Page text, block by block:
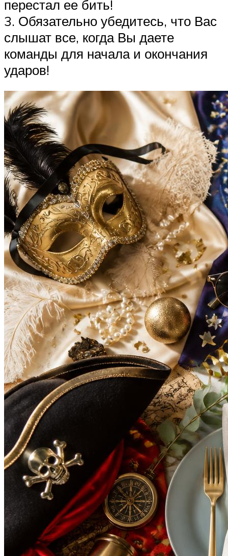
перестал ее бить!
3. Обязательно убедитесь, что Вас
слышат все, когда Вы даете
команды для начала и окончания
ударов!